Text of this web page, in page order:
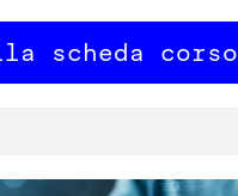
scheda corso